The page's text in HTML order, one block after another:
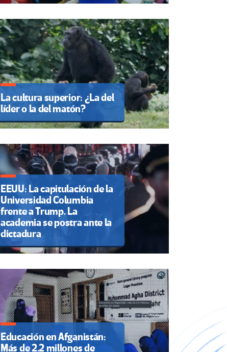
La cultura superior: ¿La del
líder o la del matón?
EEUU: La capitulación de la
Universidad Columbia
frente a Trump. La
academia se postra ante la
dictadura
Educación en Afganistán:
Más de 2.2 millones de